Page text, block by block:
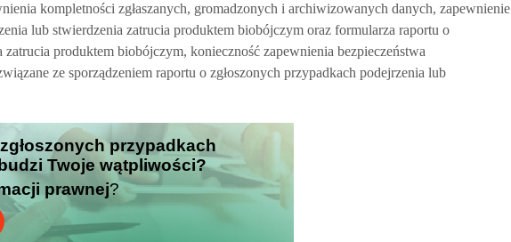
kompletności zgłaszanych, gromadzonych i archiwizowanych danych, zapewnienie
lub stwierdzenia zatrucia produktem biobójczym oraz formularza raportu o
produktem biobójczym, konieczność zapewnienia bezpieczeństwa
ze sporządzeniem raportu o zgłoszonych przypadkach podejrzenia lub
przypadkach
Twoje wątpliwości?
prawnej?